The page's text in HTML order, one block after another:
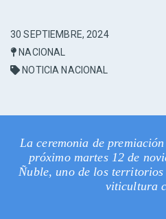
30 SEPTIEMBRE, 2024
NACIONAL
NOTICIA NACIONAL
La ceremonia de
próximo martes 12 de
Ñuble, uno de los territorios
viticultura